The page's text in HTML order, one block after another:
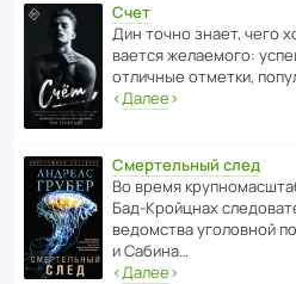
Счет
Дин точно знает, чего
ва­ется жела­е­мого:
отли­чные отметки,
‹Далее›
Смертельный след
Во время
Бад‑Крой­цнах
ведомства уголо­вной
и Сабина…
‹Далее›